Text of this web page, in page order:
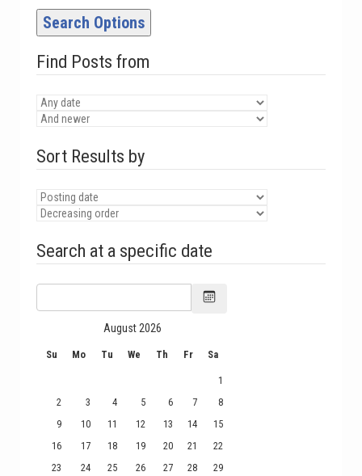
Search Options
Find Posts from
Sort Results by
Search at a specific date
August 2026
Su Mo Tu We Th Fr Sa
1
2
3 4 5 6 7
8
9
10 11 12 13 14
15
16
17 18 19 20 21
22
23
24 25 26 27 28
29